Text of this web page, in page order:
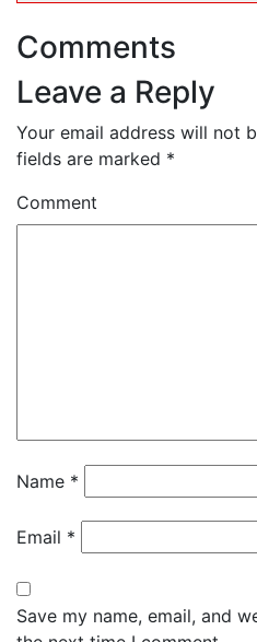
Comments
Leave a Reply
Your email address will not
fields are marked *
Comment
Name *
Email *
Save my name, email, and